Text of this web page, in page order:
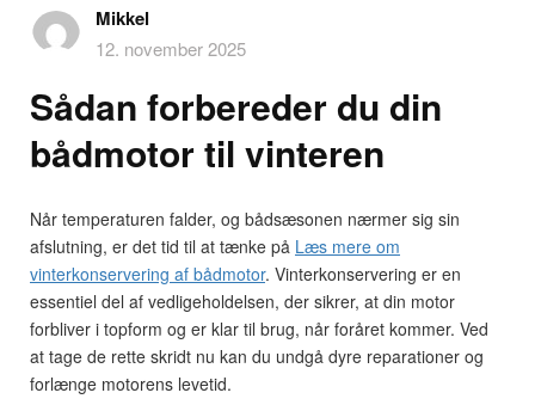
Mikkel
12. november 2025
Sådan forbereder du din
bådmotor til vinteren
Når temperaturen falder, og bådsæsonen nærmer sig sin
afslutning, er det tid til at tænke på Læs mere om
vinterkonservering af bådmotor. Vinterkonservering er en
essentiel del af vedligeholdelsen, der sikrer, at din motor
forbliver i topform og er klar til brug, når foråret kommer. Ved
at tage de rette skridt nu kan du undgå dyre reparationer og
forlænge motorens levetid.